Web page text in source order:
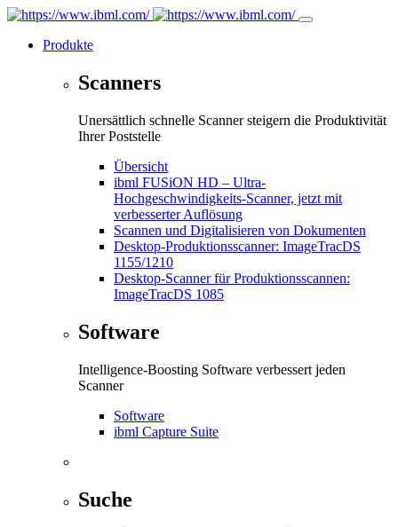
Produkte
Scanners
Unersättlich schnelle Scanner steigern die Produktivität
Ihrer Poststelle
Übersicht
ibml FUSiON HD – Ultra-
Hochgeschwindigkeits-Scanner, jetzt mit
verbesserter Auflösung
Scannen und Digitalisieren von Dokumenten
Desktop-Produktionsscanner: ImageTracDS
1155/1210
Desktop-Scanner für Produktionsscannen:
ImageTracDS 1085
Software
Intelligence-Boosting Software verbessert jeden
Scanner
Software
ibml Capture Suite
Suche